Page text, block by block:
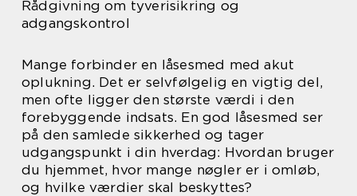
Rådgivning om tyverisikring og
adgangskontrol
Mange forbinder en låsesmed med akut
oplukning. Det er selvfølgelig en vigtig del,
men ofte ligger den største værdi i den
forebyggende indsats. En god låsesmed ser
på den samlede sikkerhed og tager
udgangspunkt i din hverdag: Hvordan bruger
du hjemmet, hvor mange nøgler er i omløb,
og hvilke værdier skal beskyttes?